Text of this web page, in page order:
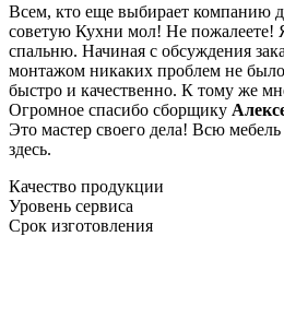
Всем, кто еще выбирает компанию
советую Кухни мол! Не пожалеете!
спальню. Начиная с обсуждения
монтажом никаких проблем не
быстро и качественно. К тому же
Огромное спасибо сборщику
Это мастер своего дела! Всю мебель
здесь.
Качество продукции
Уровень сервиса
Срок изготовления